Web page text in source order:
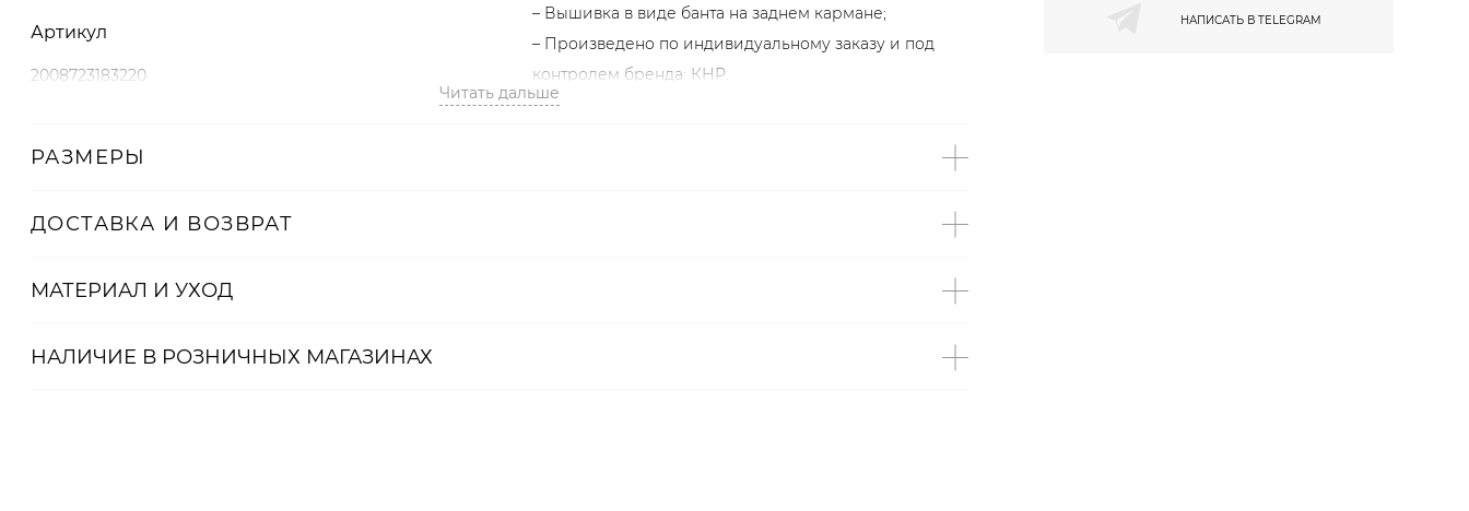
Артикул
2008723183220
– Вышивка в виде банта на заднем кармане;
– Произведено по индивидуальному заказу и под
контролем бренда: КНР.
Читать дальше
РАЗМЕРЫ
ДОСТАВКА И ВОЗВРАТ
МАТЕРИАЛ И УХОД
НАЛИЧИЕ В РОЗНИЧНЫХ МАГАЗИНАХ
НАПИСАТЬ В TELEGRAM